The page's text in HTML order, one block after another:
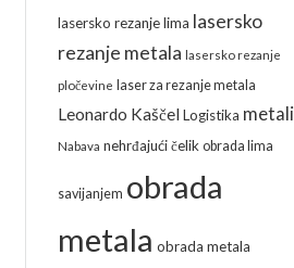
lasersko rezanje lima lasersko
rezanje metala lasersko rezanje
pločevine laser za rezanje metala
Leonardo Kaščel Logistika metali
Nabava nehrđajući čelik obrada lima
savijanjem obrada
metala obrada metala